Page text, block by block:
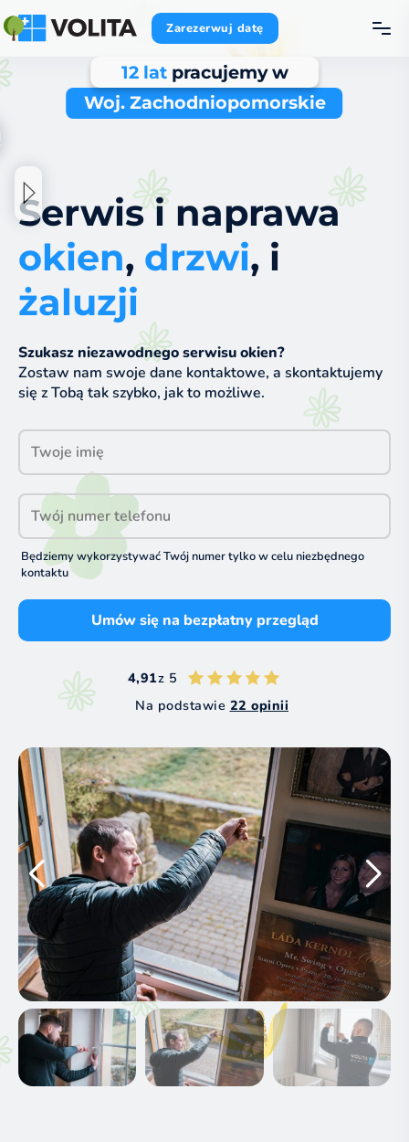
Zarezerwuj datę
12 latpracujemy w
Woj. Zachodniopomorskie
Serwis i naprawa
okien, drzwi, i
żaluzji
Szukasz niezawodnego serwisu okien?
Zostaw nam swoje dane kontaktowe, a skontaktujemy
się z Tobą tak szybko, jak to możliwe.
Będziemy wykorzystywać Twój numer tylko w celu niezbędnego
kontaktu
Umów się na bezpłatny przegląd
4,91z 5
Na podstawie 22 opinii